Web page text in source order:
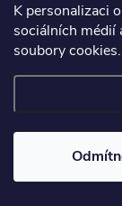
K personalizaci
sociálních médií
soubory